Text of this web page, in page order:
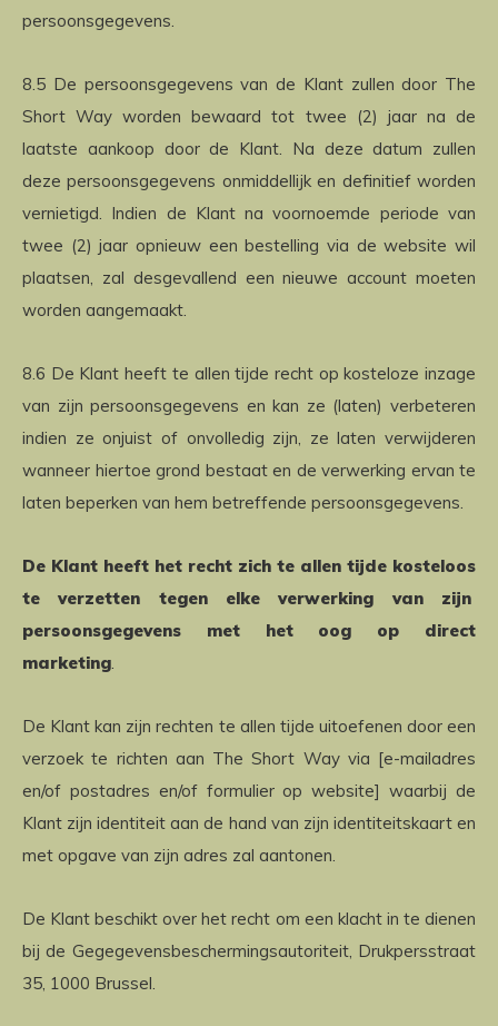
persoonsgegevens.
8.5 De persoonsgegevens van de Klant zullen door The
Short Way worden bewaard tot twee (2) jaar na de
laatste aankoop door de Klant. Na deze datum zullen
deze persoonsgegevens onmiddellijk en definitief worden
vernietigd. Indien de Klant na voornoemde periode van
twee (2) jaar opnieuw een bestelling via de website wil
plaatsen, zal desgevallend een nieuwe account moeten
worden aangemaakt.
8.6 De Klant heeft te allen tijde recht op kosteloze inzage
van zijn persoonsgegevens en kan ze (laten) verbeteren
indien ze onjuist of onvolledig zijn, ze laten verwijderen
wanneer hiertoe grond bestaat en de verwerking ervan te
laten beperken van hem betreffende persoonsgegevens.
De Klant heeft het recht zich te allen tijde kosteloos
te verzetten tegen elke verwerking van zijn
persoonsgegevens met het oog op direct
marketing.
De Klant kan zijn rechten te allen tijde uitoefenen door een
verzoek te richten aan The Short Way via [e-mailadres
en/of postadres en/of formulier op website] waarbij de
Klant zijn identiteit aan de hand van zijn identiteitskaart en
met opgave van zijn adres zal aantonen.
De Klant beschikt over het recht om een klacht in te dienen
bij de Gegegevensbeschermingsautoriteit, Drukpersstraat
35, 1000 Brussel.